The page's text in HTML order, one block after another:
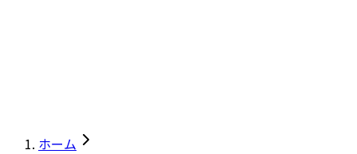
ホーム